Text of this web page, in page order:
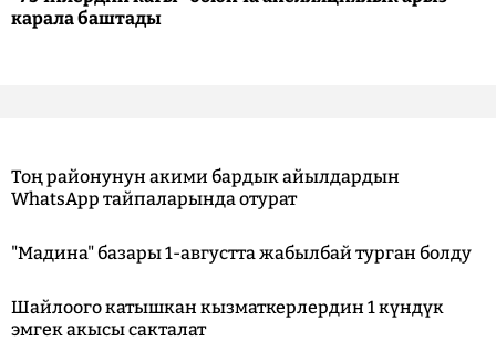
карала баштады
Тоң районунун акими бардык айылдардын
WhatsApp тайпаларында отурат
"Мадина" базары 1-августта жабылбай турган болду
Шайлоого катышкан кызматкерлердин 1 күндүк
эмгек акысы сакталат